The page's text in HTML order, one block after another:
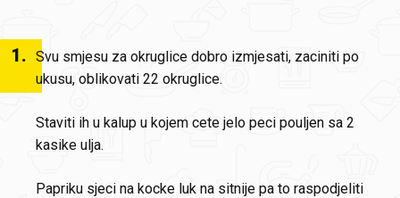
1. Svu smjesu za okruglice dobro izmjesati, zaciniti po
ukusu, oblikovati 22 okruglice.
Staviti ih u kalup u kojem cete jelo peci pouljen sa 2
kasike ulja.
Papriku sjeci na kocke luk na sitnije pa to raspodjeliti